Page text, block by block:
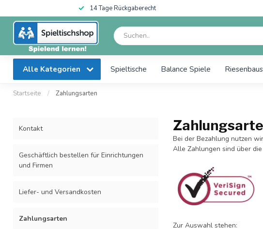
14 Tage Rückgaberecht
Alle Kategorien Spieltische Balance Spiele
Startseite / Zahlungsarten
Kontakt
Geschäftlich bestellen für Einrichtungen
und Firmen
Liefer- und Versandkosten
Zahlungsarten
Bei der Bezahlung nutzen
Alle Zahlungen sind über
Zur Auswahl stehen: